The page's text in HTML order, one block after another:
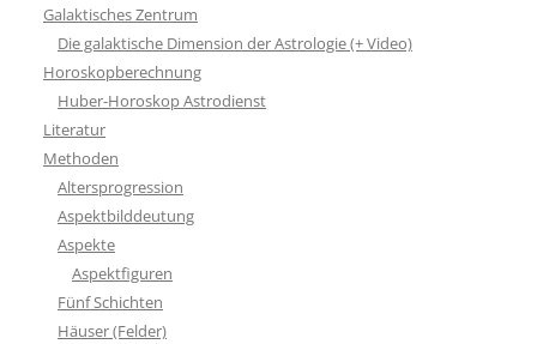
Galaktisches Zentrum
Die galaktische Dimension der Astrologie (+ Video)
Horoskopberechnung
Huber-Horoskop Astrodienst
Literatur
Methoden
Altersprogression
Aspektbilddeutung
Aspekte
Aspektfiguren
Fünf Schichten
Häuser (Felder)